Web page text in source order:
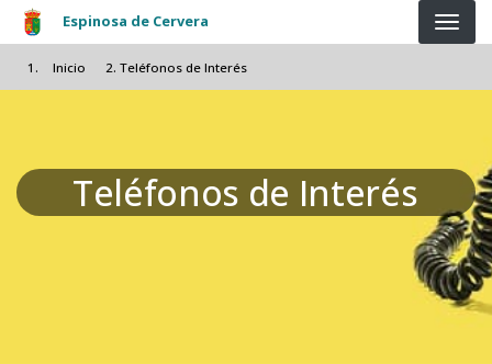
Pasar al contenido principal
Espinosa de Cervera
Inicio Teléfonos de Interés
Teléfonos de Interés